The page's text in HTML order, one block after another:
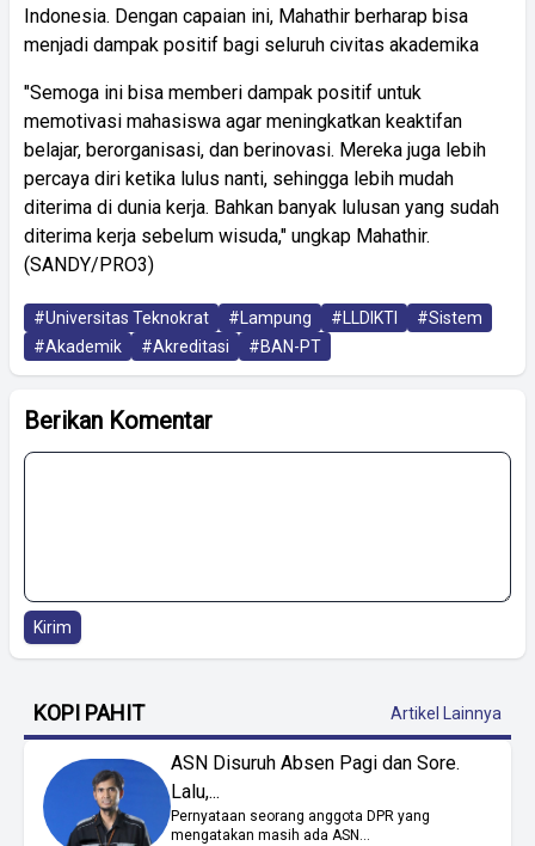
Indonesia. Dengan capaian ini, Mahathir berharap bisa
menjadi dampak positif bagi seluruh civitas akademika
"Semoga ini bisa memberi dampak positif untuk
memotivasi mahasiswa agar meningkatkan keaktifan
belajar, berorganisasi, dan berinovasi. Mereka juga lebih
percaya diri ketika lulus nanti, sehingga lebih mudah
diterima di dunia kerja. Bahkan banyak lulusan yang sudah
diterima kerja sebelum wisuda," ungkap Mahathir.
(SANDY/PRO3)
#Universitas Teknokrat #Lampung #LLDIKTI
#Sistem
#Akademik
#Akreditasi #BAN-PT
Berikan Komentar
Kirim
KOPI PAHIT Artikel Lainnya
ASN Disuruh Absen Pagi dan Sore.
Lalu,...
Pernyataan seorang anggota DPR yang
mengatakan masih ada ASN...